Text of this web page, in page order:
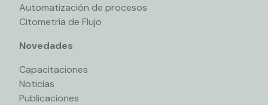
Automatización de procesos
Citometría de Flujo
Novedades
Capacitaciones
Noticias
Publicaciones